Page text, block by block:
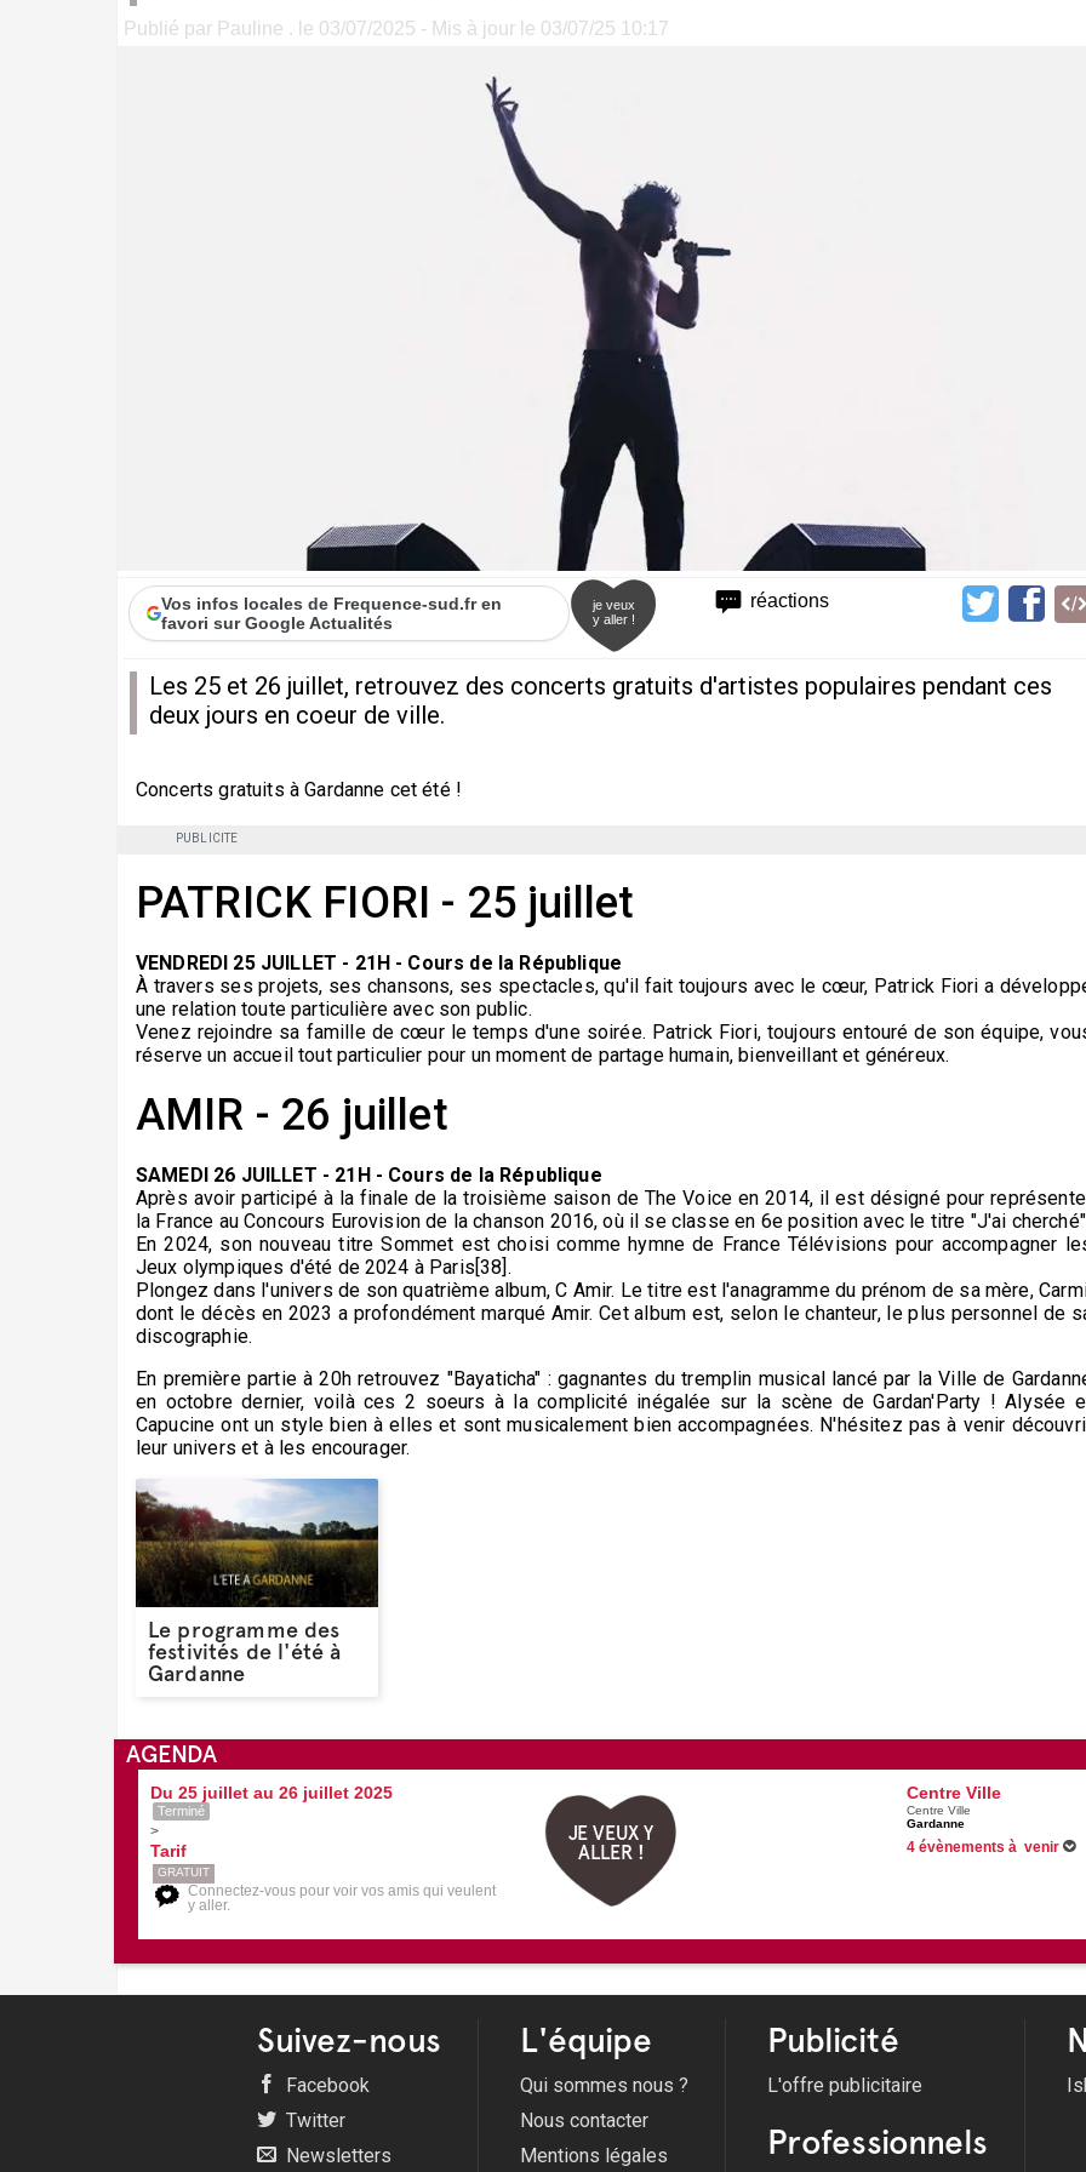
Publié par Pauline . le 03/07/2025 - Mis à jour le 03/07/25 10:17
réactions
Vos infos locales de Frequence-sud.fr en
favori sur Google Actualités
je veux
y aller !
Les 25 et 26 juillet, retrouvez des concerts gratuits d'artistes populaires pendant ces
deux jours en coeur de ville.
Concerts gratuits à Gardanne cet été !
PUBLICITE
PATRICK FIORI - 25 juillet
VENDREDI 25 JUILLET - 21H - Cours de la République
À travers ses projets, ses chansons, ses spectacles, qu'il fait toujours avec le cœur, Patrick Fiori a
une relation toute particulière avec son public.
Venez rejoindre sa famille de cœur le temps d'une soirée. Patrick Fiori, toujours entouré de son équipe,
réserve un accueil tout particulier pour un moment de partage humain, bienveillant et généreux.
AMIR - 26 juillet
SAMEDI 26 JUILLET - 21H - Cours de la République
Après avoir participé à la finale de la troisième saison de The Voice en 2014, il est désigné pour
la France au Concours Eurovision de la chanson 2016, où il se classe en 6e position avec le titre "J'ai
En 2024, son nouveau titre Sommet est choisi comme hymne de France Télévisions pour accompagner
Jeux olympiques d'été de 2024 à Paris[38].
Plongez dans l'univers de son quatrième album, C Amir. Le titre est l'anagramme du prénom de sa mère,
dont le décès en 2023 a profondément marqué Amir. Cet album est, selon le chanteur, le plus personnel de
discographie.
En première partie à 20h retrouvez "Bayaticha" : gagnantes du tremplin musical lancé par la Ville de
en octobre dernier, voilà ces 2 soeurs à la complicité inégalée sur la scène de Gardan'Party ! Alysée
Capucine ont un style bien à elles et sont musicalement bien accompagnées. N'hésitez pas à venir
leur univers et à les encourager.
Le programme des
festivités de l'été à
Gardanne
AGENDA
Du 25 juillet au 26 juillet 2025
Terminé
>
Tarif
GRATUIT
Connectez-vous pour voir vos amis qui veulent
y aller.
JE VEUX Y
ALLER !
Centre Ville
Centre Ville
Gardanne
4 évènements à venir
Suivez-nous
Facebook
Twitter
Newsletters
L'équipe
Qui sommes nous ?
Nous contacter
Mentions légales
Publicité
L'offre publicitaire
Professionnels